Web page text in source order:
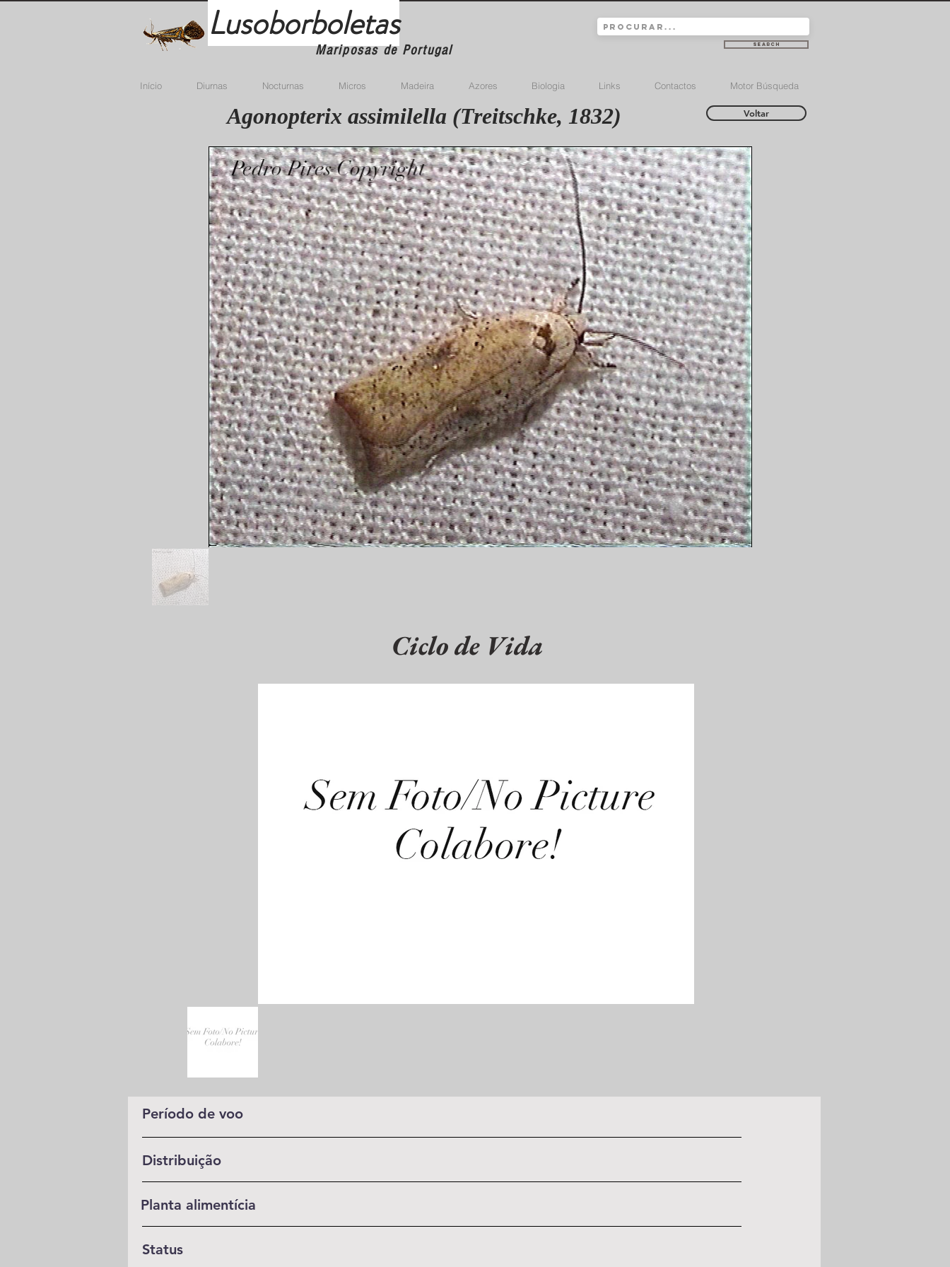
Lusoborboletas
Mariposas de Portugal Search
Início Diurnas Nocturnas Micros Madeira Azores Biologia Links Contactos Motor Búsqueda
Agonopterix assimilella (Treitschke, 1832) Voltar
Ciclo de Vida
Período de voo
Distribuição
Planta alimentícia
Status